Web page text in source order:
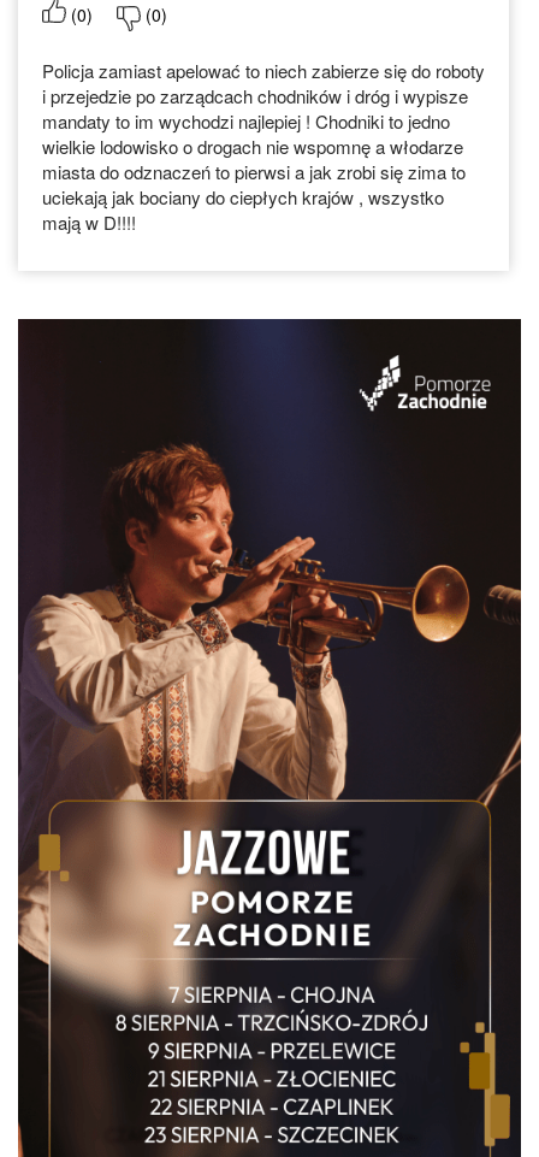
(0) (0)
Policja zamiast apelować to niech zabierze się do roboty
i przejedzie po zarządcach chodników i dróg i wypisze
mandaty to im wychodzi najlepiej ! Chodniki to jedno
wielkie lodowisko o drogach nie wspomnę a włodarze
miasta do odznaczeń to pierwsi a jak zrobi się zima to
uciekają jak bociany do ciepłych krajów , wszystko
mają w D!!!!